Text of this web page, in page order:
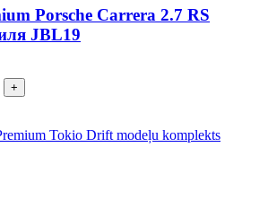
Porsche Carrera 2.7 RS
JBL19